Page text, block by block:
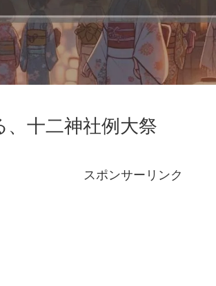
十二神社例大祭
スポンサーリンク